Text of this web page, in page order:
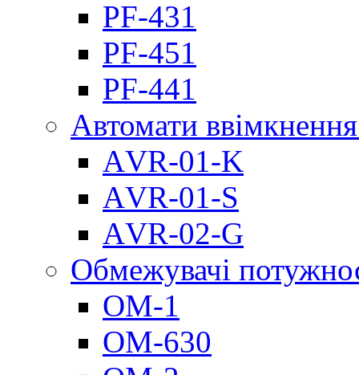
PF-431
PF-451
PF-441
Автомати
АVR-01-K
АVR-01-S
АVR-02-G
Обмежувачі
ОМ-1
ОМ-630